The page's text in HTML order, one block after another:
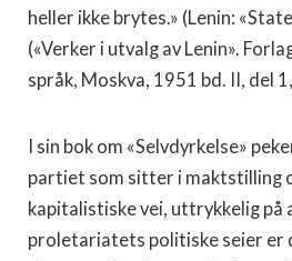
heller ikke brytes.» (Lenin:
(«Verker i utvalg av Lenin».
språk, Moskva, 1951 bd. II, del
I sin bok om «Selvdyrkelse»
partiet som sitter i maktstilling
kapitalistiske vei, uttrykkelig på
proletariatets politiske seier er